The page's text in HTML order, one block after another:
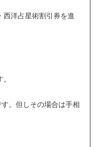
西洋占星術割引券を進
。但しその場合は手相